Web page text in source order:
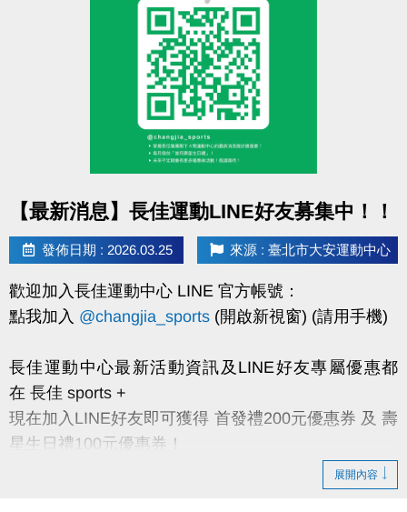
• 期限至115/12/31，不限本人使用。
• ［泳健點數卡］至中心泳池或體適能櫃台出示卡片由工作人員畫押
日期兌換當日入場票，入場票限當日使用，逾期無效，亦無法重新兌
換、取消或退費。體適能超時未出場，將依場館規定進行補票，補票
無法使用點數卡點數折抵。
•［泳健點數卡］ INBODY檢測至體適能櫃台出示卡片，並告知使用檢
保留、取消或退費。
• ［撞球點數卡］至中心一樓場務櫃台出示卡片由工作人員畫押並登
記當天時段，一次至多連續登記兩小時，且須整點時段，畫押登記
後，無法更改時段、取消或退費。限現場登記當日場次，無法網路、
電話預約保留。
折抵後無法退還退費！
• 點數卡不限本人，使用期限至115/12/31，逾期無效，亦無法退費延
期或兌換等值商品。
• 體適能須滿16歲(含)以上方可入場，進場請遵守泳池、體適能場館管
【最新消息】長佳運動LINE好友募集中！！
發佈日期 : 2026.03.25 來源 : 臺北市大安運動中心
歡迎加入長佳運動中心 LINE 官方帳號：
​點我加入 @changjia_sports (開啟新視窗) (請用手機)
長佳運動中心最新活動資訊及LINE好友專屬優惠都
在 長佳 sports +
現在加入 LINE好友即可獲得 首發禮200元優惠券 及壽
星生日禮100元優惠券 ！
展開內容